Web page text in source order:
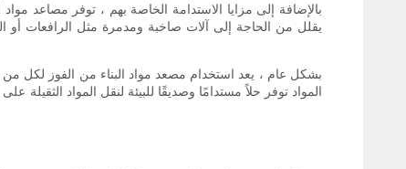
بالإضافة إلى مزايا الاستدامة الخاصة بهم ، توفر مصاعد
يقلل من الحاجة إلى آلات صاخبة ومدمرة مثل الرافعات أو
بشكل عام ، يعد استخدام مصعد مواد البناء من الفوز لكل من
المواد توفر حلاً مستدامًا وصديقًا للبيئة لنقل المواد الثقيلة